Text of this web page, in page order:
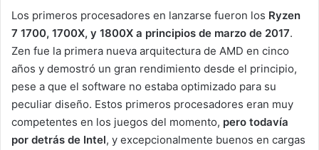
Los primeros procesadores en lanzarse fueron los Ryzen
7 1700, 1700X, y 1800X a principios de marzo de 2017.
Zen fue la primera nueva arquitectura de AMD en cinco
años y demostró un gran rendimiento desde el principio,
pese a que el software no estaba optimizado para su
peculiar diseño. Estos primeros procesadores eran muy
competentes en los juegos del momento, pero todavía
por detrás de Intel, y excepcionalmente buenos en cargas